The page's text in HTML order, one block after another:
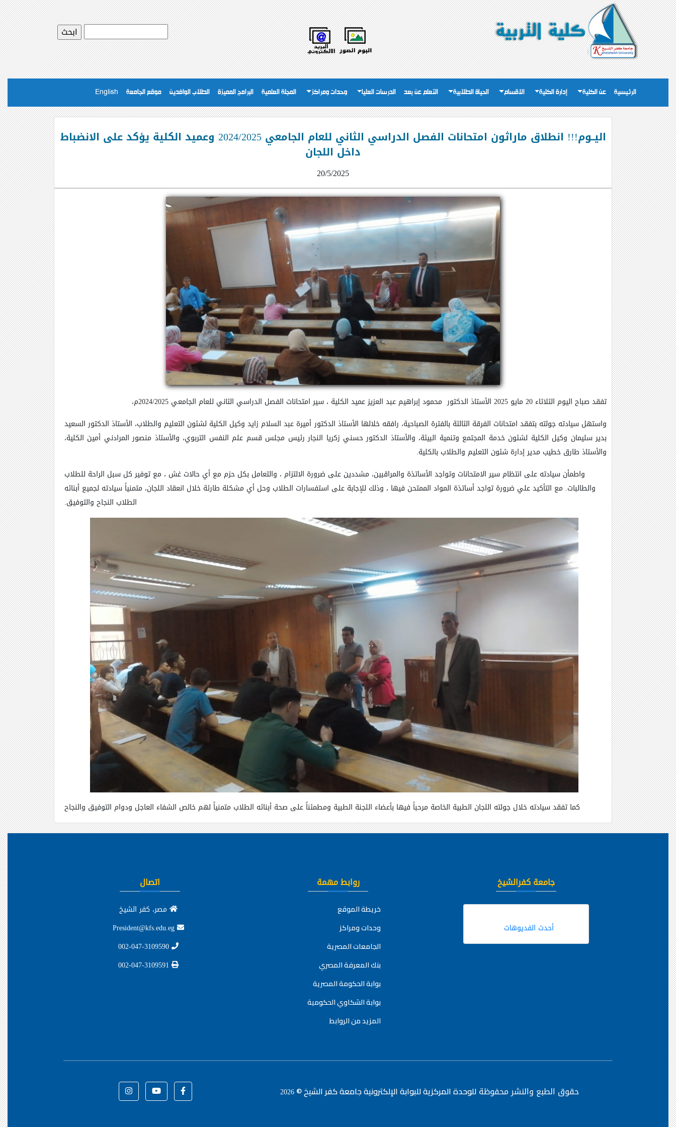
الرئيسية عن الكلية إدارة الكلية الاقسام الحياة الطلابية التعلم عن بعد الدرسات العليا وحدات ومراكز المجلة العلمية البرامج المميزة الطلاب الوافدين موقع الجامعة English
اليــوم!!! انطلاق ماراثون امتحانات الفصل الدراسي الثاني للعام الجامعي 2024/2025 وعميد الكلية يؤكد على الانضباط
داخل اللجان
20/5/2025
تفقد صباح اليوم الثلاثاء 20 مايو 2025 الأستاذ الدكتور محمود إبراهيم عبد العزيز عميد الكلية ، سير امتحانات الفصل الدراسي الثاني للعام الجامعي 2024/2025م،
واستهل سيادته جولته بتفقد امتحانات الفرقة الثالثة بالفترة الصباحية، رافقه خلالها الأستاذ الدكتورأميرة عبد السلام زايد وكيل الكلية لشئون التعليم والطلاب، الأستاذ الدكتور السعيد
بدير سليمان وكيل الكلية لشئون خدمة المجتمع وتنمية البيئة، والأستاذ الدكتور حسني زكريا النجار رئيس مجلس قسم علم النفس التربوي، والأستاذ منصور المرادني أمين الكلية،
والأستاذ طارق خطيب مدير إدارة شئون التعليم والطلاب بالكلية.
واطمأن سيادته على انتظام سير الامتحانات وتواجد الأساتذة والمراقبين، مشددين على ضرورة الالتزام ، والتعامل بكل حزم مع أي حالات غش ، مع توفير كل سبل الراحة للطلاب
والطالبات. مع التأكيد علي ضرورة تواجد أساتذة المواد الممتحن فيها ، وذلك للإجابة على استفسارات الطلاب وحل أي مشكلة طارئة خلال انعقاد اللجان، متمنياً سيادته لجميع أبنائه
الطلاب النجاح والتوفيق.
كما تفقد سيادته خلال جولته اللجان الطبية الخاصة مرحباً فيها بأعضاء اللجنة الطبية ومطمئناً على صحة أبنائه الطلاب متمنياً لهم خالص الشفاء العاجل ودوام التوفيق والنجاح
جامعة كفرالشيخ
أحدث الفديوهات
روابط مهمة
خريطة الموقع
وحدات ومراكز
الجامعات المصرية
بنك المعرفة المصري
بوابة الحكومة المصرية
بوابة الشكاوي الحكومية
المزيد من الروابط
اتصال
مصر، كفر الشيخ
حقوق الطبع والنشر محفوظةللوحدة المركزية للبوابة الإلكترونية جامعة كفر الشيخ ©2026